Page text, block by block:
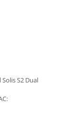
S2 Dual